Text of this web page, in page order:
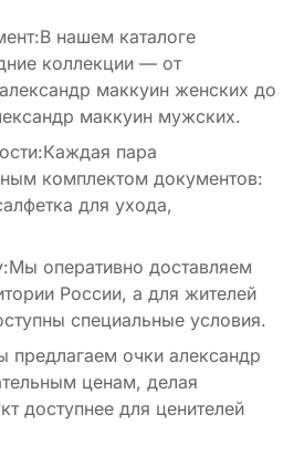
нашем каталоге
коллекции — от
маккуин женских до
маккуин мужских.
пара
комплектом документов:
для ухода,
оперативно доставляем
России, а для жителей
специальные условия.
очки александр
ценам, делая
доступнее для ценителей